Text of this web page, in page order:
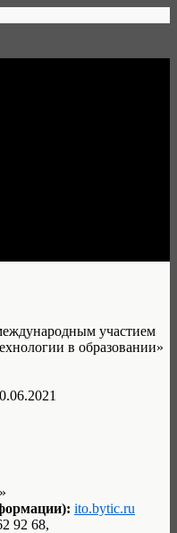
участием
в образовании»
ito.bytic.ru
92 68,